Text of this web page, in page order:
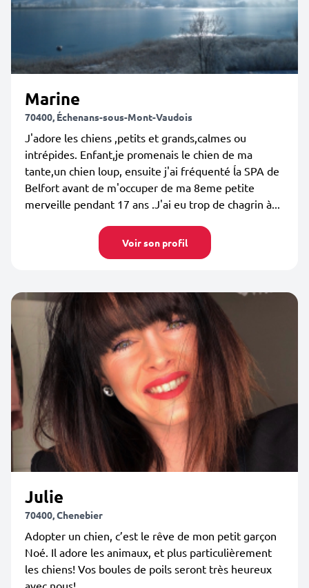
Marine
70400, Échenans-sous-Mont-Vaudois
J'adore les chiens ,petits et grands,calmes ou
intrépides. Enfant,je promenais le chien de ma
tante,un chien loup, ensuite j'ai fréquenté ĺa SPA de
Belfort avant de m'occuper de ma 8eme petite
merveille pendant 17 ans .J'ai eu trop de chagrin à...
Voir son profil
Julie
70400, Chenebier
Adopter un chien, c’est le rêve de mon petit garçon
Noé. Il adore les animaux, et plus particulièrement
les chiens! Vos boules de poils seront très heureux
avec nous!